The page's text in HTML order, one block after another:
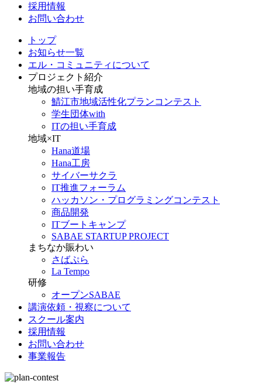
採用情報
お問い合わせ
トップ
お知らせ一覧
エル・コミュニティについて
プロジェクト紹介
地域の担い手育成
鯖江市地域活性化プランコンテスト
学生団体with
ITの担い手育成
地域×IT
Hana道場
Hana工房
サイバーサクラ
IT推進フォーラム
ハッカソン・プログラミングコンテスト
商品開発
ITブートキャンプ
SABAE STARTUP PROJECT
まちなか賑わい
さばぷら
La Tempo
研修
オープンSABAE
講演依頼・視察について
スクール案内
採用情報
お問い合わせ
事業報告